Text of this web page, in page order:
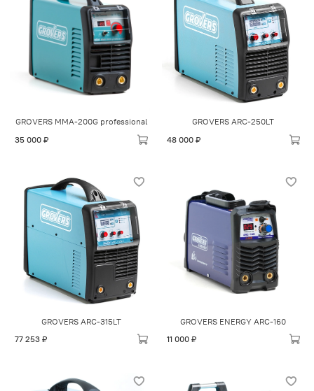
GROVERS MMA-200G professional
35 000 ₽
GROVERS ARC-250LT
48 000 ₽
GROVERS ARC-315LT
77 253 ₽
GROVERS ENERGY ARC-160
11 000 ₽